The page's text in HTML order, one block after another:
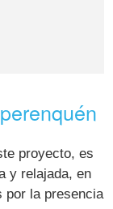
proyecto, es
y relajada, en
por la presencia